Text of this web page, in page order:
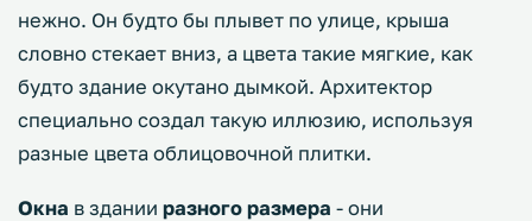
нежно. Он будто бы плывет по улице, крыша
словно стекает вниз, а цвета такие мягкие, как
будто здание окутано дымкой. Архитектор
специально создал такую иллюзию, используя
разные цвета облицовочной плитки.
Окна в здании разного размера - они